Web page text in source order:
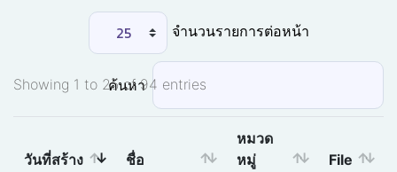
จำนวนรายการต่อหน้า
ค้นหา
Showing 1 to 25 of 94 entries
วันที่สร้าง ชื่อ
หมวด
หมู่
File